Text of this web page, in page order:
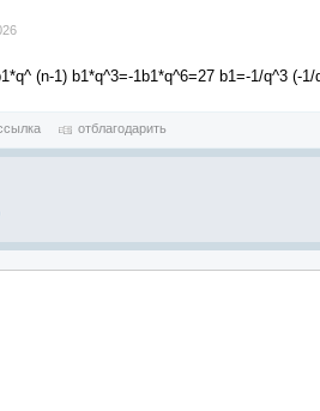
(n-1) b1*q^3=-1b1*q^6=27 b1=-1/q^3 (-
отблагодарить